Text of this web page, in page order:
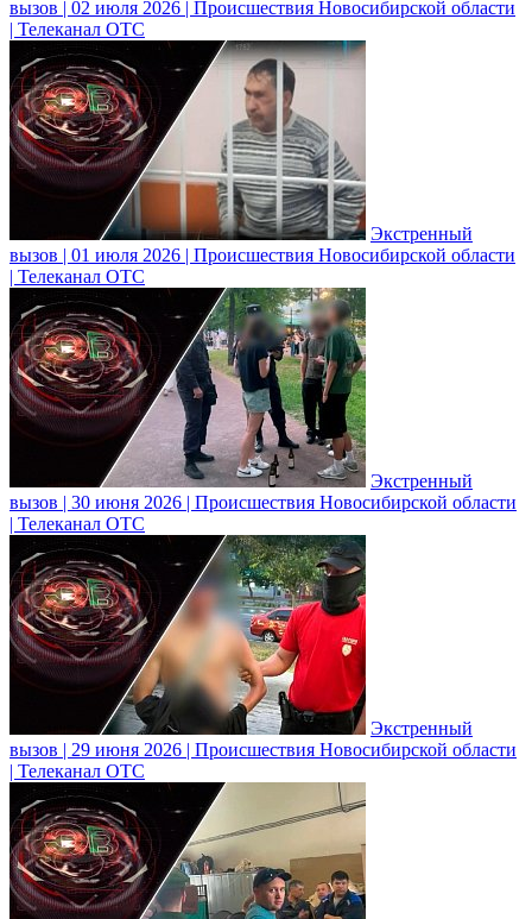
вызов | 02 июля 2026 | Происшествия Новосибирской области
| Телеканал ОТС
Экстренный
вызов | 01 июля 2026 | Происшествия Новосибирской области
| Телеканал ОТС
Экстренный
вызов | 30 июня 2026 | Происшествия Новосибирской области
| Телеканал ОТС
Экстренный
вызов | 29 июня 2026 | Происшествия Новосибирской области
| Телеканал ОТС